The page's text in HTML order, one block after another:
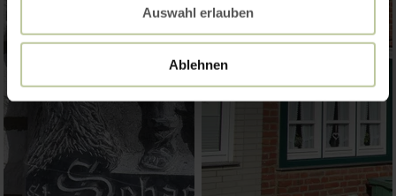
Auswahl erlauben
Ablehnen